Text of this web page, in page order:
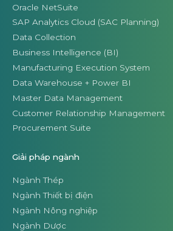
Oracle NetSuite
SAP Analytics Cloud (SAC Planning)
Data Collection
Business Intelligence (BI)
Manufacturing Execution System
Data Warehouse + Power BI
Master Data Management
Customer Relationship Management
Procurement Suite
Giải pháp ngành
Ngành Thép
Ngành Thiết bị điện
Ngành Nông nghiệp
Ngành Dược